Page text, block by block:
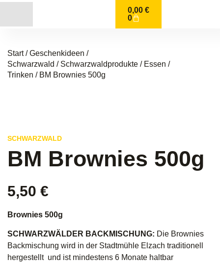
0,00 €
0
Start/Geschenkideen /
Schwarzwald / Schwarzwaldprodukte / Essen /
Trinken / BM Brownies 500g
SCHWARZWALD
BM Brownies 500g
5,50 €
Brownies 500g
SCHWARZWÄLDER BACKMISCHUNG: Die Brownies
Backmischung wird in der Stadtmühle Elzach traditionell
hergestellt und ist mindestens 6 Monate haltbar